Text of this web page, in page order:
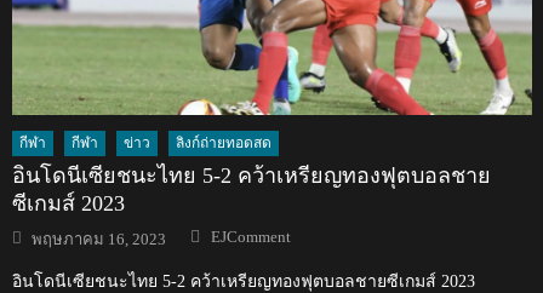
กีฬา กีฬา ข่าว ลิงก์ถ่ายทอดสด
อินโดนีเซียชนะไทย 5-2 คว้าเหรียญทองฟุตบอลชาย
ซีเกมส์ 2023
Posted
on
พฤษภาคม 16, 2023 Author
EJComment
อินโดนีเซียชนะไทย 5-2 คว้าเหรียญทองฟุตบอลชายซีเกมส์ 2023